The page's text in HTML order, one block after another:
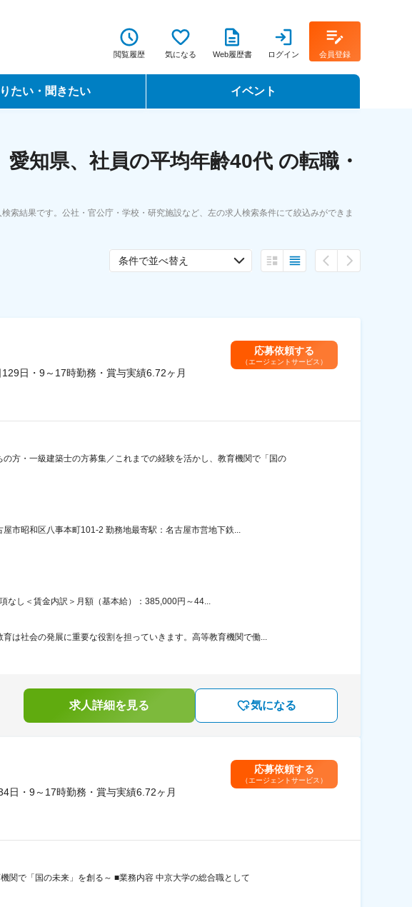
閲覧履歴 気になる Web履歴書 ログイン 会員登録
たい・聞きたい
転職
イベント
転職フェア
知県、社員の平均年齢40代 の転職・
索結果です。公社・官公庁・学校・研究施設など、左の求人検索条件にて絞込みができま
条件で並べ替え
日・9～17時勤務・賞与実績6.72ヶ月
応募依頼する
（エージェントサービス）
方・一級建築士の方募集／これまでの経験を活かし、教育機関で「国の
市昭和区八事本町101-2 勤務地最寄駅：名古屋市営地下鉄...
し＜賃金内訳＞月額（基本給）：385,000円～44...
は社会の発展に重要な役割を担っていきます。高等教育機関で働...
求人詳細を見る 気になる
日・9～17時勤務・賞与実績6.72ヶ月
応募依頼する
（エージェントサービス）
関で「国の未来」を創る～ ■業務内容 中京大学の総合職として